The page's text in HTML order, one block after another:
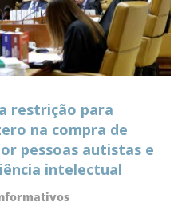
restrição para
na compra de
pessoas autistas e
intelectual